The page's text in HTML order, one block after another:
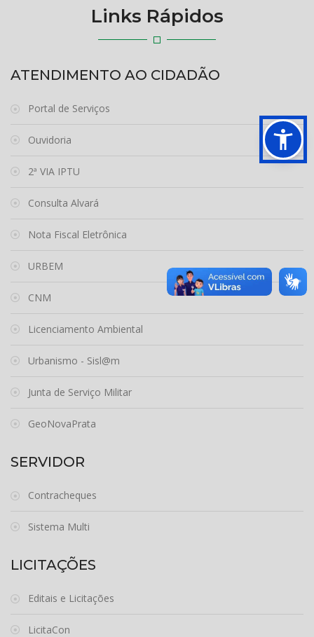
Links Rápidos
ATENDIMENTO AO CIDADÃO
Portal de Serviços
Ouvidoria
2ª VIA IPTU
Consulta Alvará
Nota Fiscal Eletrônica
URBEM
CNM
Licenciamento Ambiental
Urbanismo - Sisl@m
Junta de Serviço Militar
GeoNovaPrata
SERVIDOR
Contracheques
Sistema Multi
LICITAÇÕES
Editais e Licitações
LicitaCon